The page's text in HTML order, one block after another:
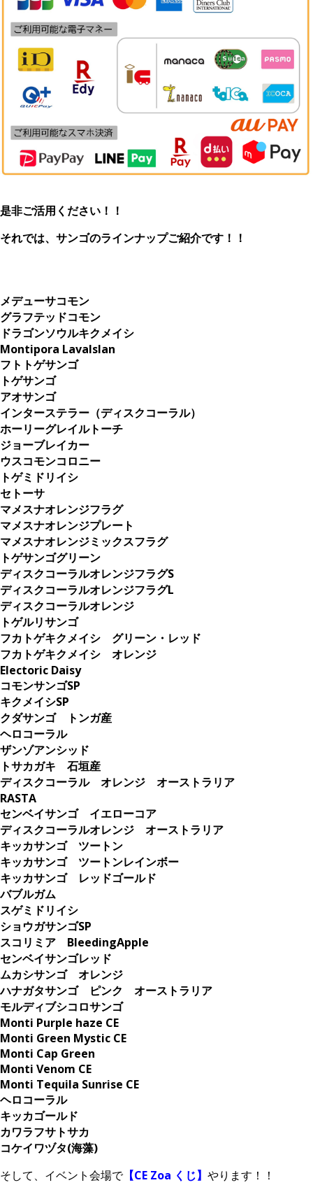
是非ご活用ください！！
それでは、サンゴのラインナップご紹介です！！
メデューサコモン
グラフテッドコモン
ドラゴンソウルキクメイシ
Montipora LavaIslan
フトトゲサンゴ
トゲサンゴ
アオサンゴ
インターステラー（ディスクコーラル）
ホーリーグレイルトーチ
ジョーブレイカー
ウスコモンコロニー
トゲミドリイシ
セトーサ
マメスナオレンジフラグ
マメスナオレンジプレート
マメスナオレンジミックスフラグ
トゲサンゴグリーン
ディスクコーラルオレンジフラグS
ディスクコーラルオレンジフラグL
ディスクコーラルオレンジ
トゲルリサンゴ
フカトゲキクメイシ グリーン・レッド
フカトゲキクメイシ オレンジ
Electoric Daisy
コモンサンゴSP
キクメイシSP
クダサンゴ トンガ産
ヘロコーラル
ザンゾアンシッド
トサカガキ 石垣産
ディスクコーラル オレンジ オーストラリア
RASTA
センベイサンゴ イエローコア
ディスクコーラルオレンジ オーストラリア
キッカサンゴ ツートン
キッカサンゴ ツートンレインボー
キッカサンゴ レッドゴールド
バブルガム
スゲミドリイシ
ショウガサンゴSP
スコリミア BleedingApple
センベイサンゴレッド
ムカシサンゴ オレンジ
ハナガタサンゴ ピンク オーストラリア
モルディブシコロサンゴ
Monti Purple haze CE
Monti Green Mystic CE
Monti Cap Green
Monti Venom CE
Monti Tequila Sunrise CE
ヘロコーラル
キッカゴールド
カワラフサトサカ
コケイワヅタ(海藻)
そして、イベント会場で【CE Zoa くじ】 やります！！